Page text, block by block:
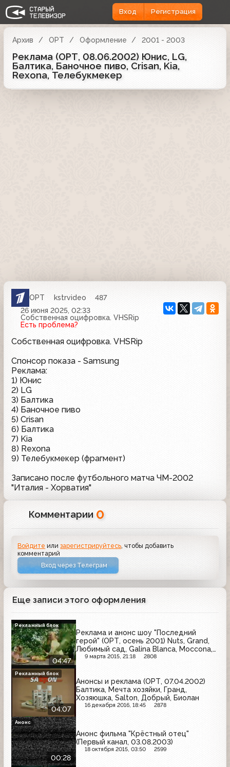
Вход Регистрация
Архив ОРТ Оформление 2001 - 2003
Реклама (ОРТ, 08.06.2002) Юнис, LG,
Балтика, Баночное пиво, Crisan, Kia,
Rexona, Телебукмекер
ОРТ kstrvideo
487
26 июня 2025, 02:33
Собственная оцифровка. VHSRip
Есть проблема?
Собственная оцифровка. VHSRip
Спонсор показа - Samsung
Реклама:
1) Юнис
2) LG
3) Балтика
4) Баночное пиво
5) Crisan
6) Балтика
7) Kia
8) Rexona
9) Телебукмекер (фрагмент)
Записано после футбольного матча ЧМ-2002
"Италия - Хорватия"
Комментарии 0
Войдите илизарегистрируйтесь , чтобы добавить
комментарий
Вход через Телеграм
Еще записи этого оформления
04:47
Реклама и анонс шоу "Последний
герой" (ОРТ, осень 2001) Nuts, Grand,
Любимый сад, Galina Blanca, Moccona,
Лайнус Полинг, Tefal Vitesse, Snickers
9 марта 2015, 21:18 2808
Рекламный блок
04:07
Анонсы и реклама (ОРТ, 07.04.2002)
Балтика, Мечта хозяйки, Гранд,
Хозяюшка, Salton, Добрый, Биолан
16 декабря 2016, 18:45 2878
Рекламный блок
00:28
Анонс фильма "Крёстный отец"
(Первый канал, 03.08.2003)
18 октября 2015, 03:50 2599
Анонс